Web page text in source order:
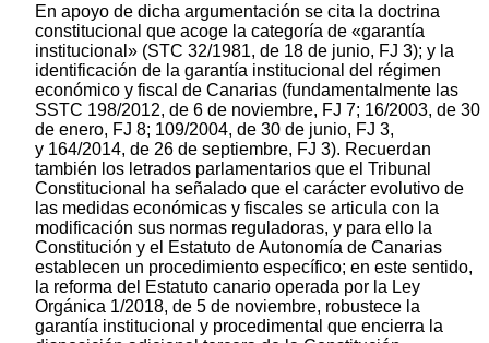
En apoyo de dicha argumentación se cita la doctrina
constitucional que acoge la categoría de «garantía
institucional» (STC 32/1981, de 18 de junio, FJ 3); y la
identificación de la garantía institucional del régimen
económico y fiscal de Canarias (fundamentalmente las
SSTC 198/2012, de 6 de noviembre, FJ 7; 16/2003, de 30
de enero, FJ 8; 109/2004, de 30 de junio, FJ 3,
y 164/2014, de 26 de septiembre, FJ 3). Recuerdan
también los letrados parlamentarios que el Tribunal
Constitucional ha señalado que el carácter evolutivo de
las medidas económicas y fiscales se articula con la
modificación sus normas reguladoras, y para ello la
Constitución y el Estatuto de Autonomía de Canarias
establecen un procedimiento específico; en este sentido,
la reforma del Estatuto canario operada por la Ley
Orgánica 1/2018, de 5 de noviembre, robustece la
garantía institucional y procedimental que encierra la